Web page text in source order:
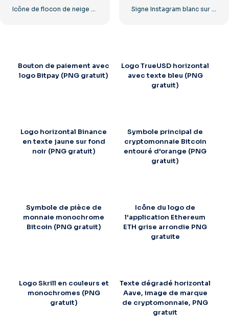
Icône de flocon de neige bleu Signe Instagram blanc sur cercle noir
Bouton de paiement avec
logo Bitpay (PNG gratuit)
Logo TrueUSD horizontal
avec texte bleu (PNG
gratuit)
Logo horizontal Binance
en texte jaune sur fond
noir (PNG gratuit)
Symbole principal de
cryptomonnaie Bitcoin
entouré d'orange (PNG
gratuit)
Symbole de pièce de
monnaie monochrome
Bitcoin (PNG gratuit)
Icône du logo de
l'application Ethereum
ETH grise arrondie PNG
gratuite
Logo Skrill en couleurs et
monochromes (PNG
gratuit)
Texte dégradé horizontal
Aave, image de marque
de cryptomonnaie, PNG
gratuit